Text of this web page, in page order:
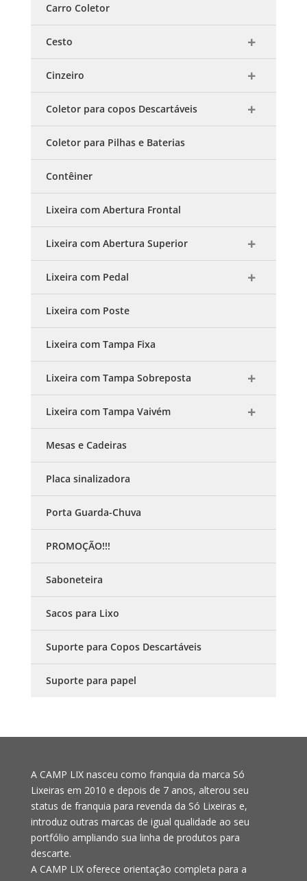
Carro Coletor
Cesto
Cinzeiro
Coletor para copos Descartáveis
Coletor para Pilhas e Baterias
Contêiner
Lixeira com Abertura Frontal
Lixeira com Abertura Superior
Lixeira com Pedal
Lixeira com Poste
Lixeira com Tampa Fixa
Lixeira com Tampa Sobreposta
Lixeira com Tampa Vaivém
Mesas e Cadeiras
Placa sinalizadora
Porta Guarda-Chuva
PROMOÇÃO!!!
Saboneteira
Sacos para Lixo
Suporte para Copos Descartáveis
Suporte para papel
A CAMP LIX nasceu como franquia da marca Só
Lixeiras em 2010 e depois de 7 anos, alterou seu
status de franquia para revenda da Só Lixeiras e,
introduz outras marcas de igual qualidade ao seu
portfólio ampliando sua linha de produtos para
descarte.
A CAMP LIX oferece orientação completa para a